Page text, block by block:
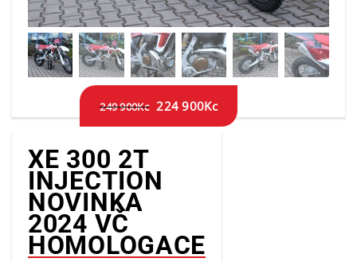
XE 300 2T
INJECTION
NOVINKA
2024 VČ
HOMOLOGACE
249 900Kc 224 900Kc